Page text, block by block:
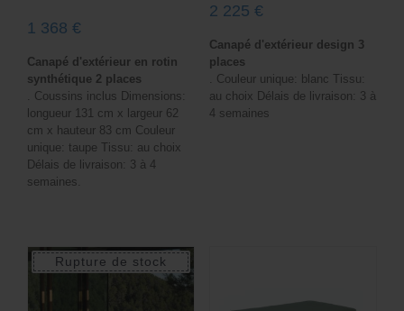
1 368 €
Canapé d'extérieur en rotin
synthétique 2 places
. Coussins inclus Dimensions:
longueur 131 cm x largeur 62
cm x hauteur 83 cm Couleur
unique: taupe Tissu: au choix
Délais de livraison: 3 à 4
semaines.
2 225 €
Canapé d'extérieur design 3
places
. Couleur unique: blanc Tissu:
au choix Délais de livraison: 3 à
4 semaines